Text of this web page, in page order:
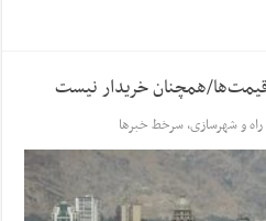
همچنان خریدار نیست
راه و شهرسازی,سرخط خبرها